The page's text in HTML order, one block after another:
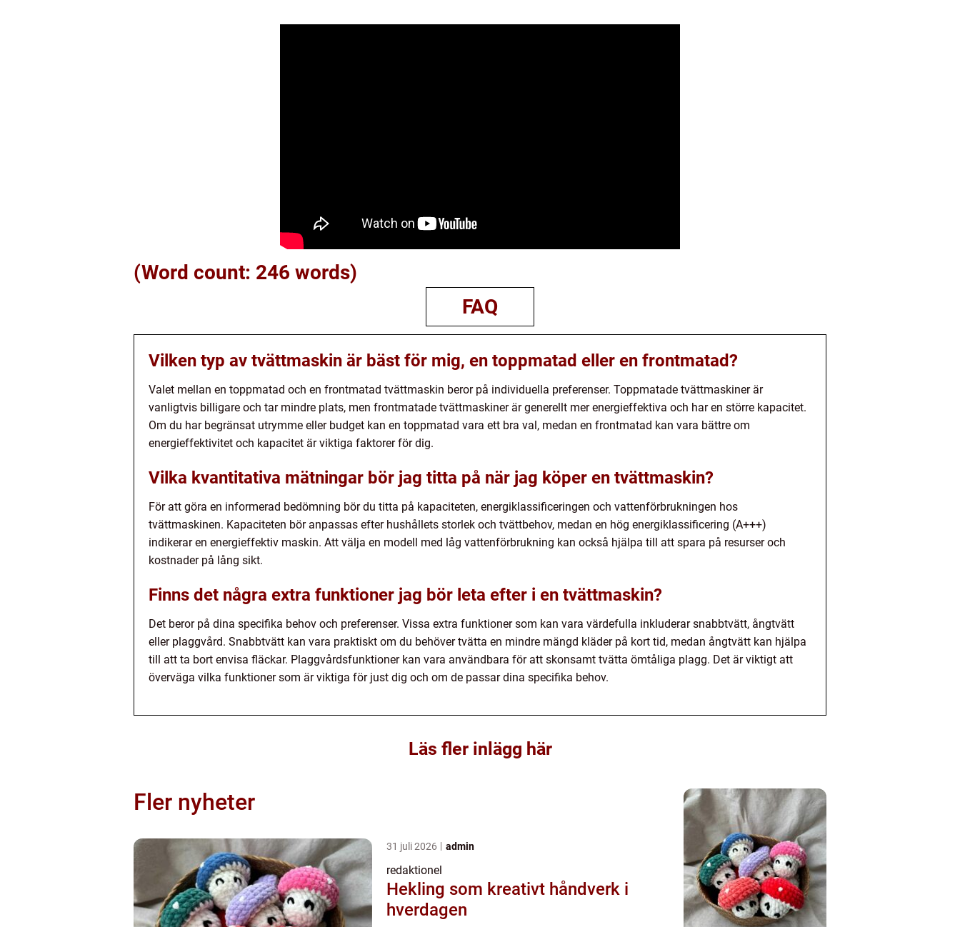
(Word count: 246 words)
FAQ
Vilken typ av tvättmaskin är bäst för mig, en toppmatad eller en frontmatad?
Valet mellan en toppmatad och en frontmatad tvättmaskin beror på individuella preferenser. Toppmatade tvättmaskiner är
vanligtvis billigare och tar mindre plats, men frontmatade tvättmaskiner är generellt mer energieffektiva och har en större kapacitet.
Om du har begränsat utrymme eller budget kan en toppmatad vara ett bra val, medan en frontmatad kan vara bättre om
energieffektivitet och kapacitet är viktiga faktorer för dig.
Vilka kvantitativa mätningar bör jag titta på när jag köper en tvättmaskin?
För att göra en informerad bedömning bör du titta på kapaciteten, energiklassificeringen och vattenförbrukningen hos
tvättmaskinen. Kapaciteten bör anpassas efter hushållets storlek och tvättbehov, medan en hög energiklassificering (A+++)
indikerar en energieffektiv maskin. Att välja en modell med låg vattenförbrukning kan också hjälpa till att spara på resurser och
kostnader på lång sikt.
Finns det några extra funktioner jag bör leta efter i en tvättmaskin?
Det beror på dina specifika behov och preferenser. Vissa extra funktioner som kan vara värdefulla inkluderar snabbtvätt, ångtvätt
eller plaggvård. Snabbtvätt kan vara praktiskt om du behöver tvätta en mindre mängd kläder på kort tid, medan ångtvätt kan hjälpa
till att ta bort envisa fläckar. Plaggvårdsfunktioner kan vara användbara för att skonsamt tvätta ömtåliga plagg. Det är viktigt att
överväga vilka funktioner som är viktiga för just dig och om de passar dina specifika behov.
Läs fler inlägg här
Fler nyheter
31 juli 2026 admin
redaktionel
Hekling som kreativt håndverk i
hverdagen